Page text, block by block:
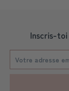
Inscris-